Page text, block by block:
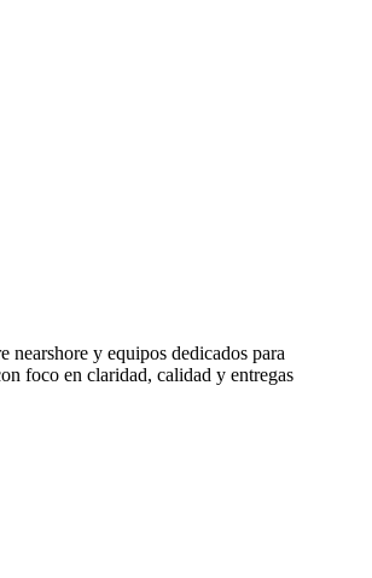
nearshore y equipos dedicados para
foco en claridad, calidad y entregas